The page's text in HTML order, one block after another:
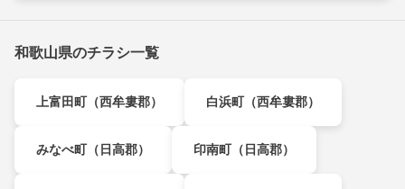
和歌山県のチラシ一覧
上富田町（西牟婁郡） 白浜町（西牟婁郡）
みなべ町（日高郡） 印南町（日高郡）